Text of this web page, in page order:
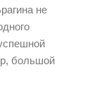
не
большой